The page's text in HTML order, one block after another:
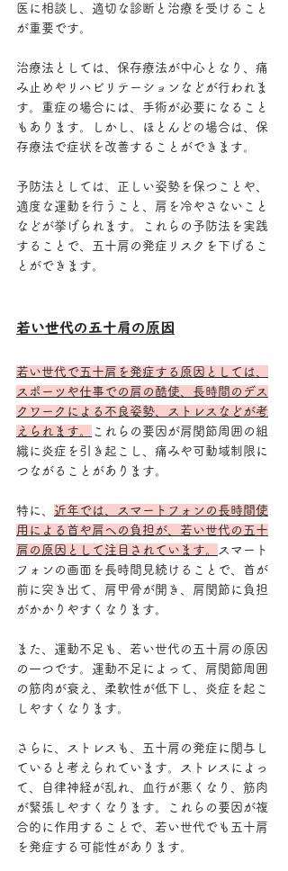
医に相談し、適切な診断と治療を受けること
が重要です。
治療法としては、保存療法が中心となり、痛
み止めやリハビリテーションなどが行われま
す。重症の場合には、手術が必要になること
もあります。しかし、ほとんどの場合は、保
存療法で症状を改善することができます。
予防法としては、正しい姿勢を保つことや、
適度な運動を行うこと、肩を冷やさないこと
などが挙げられます。これらの予防法を実践
することで、五十肩の発症リスクを下げるこ
とができます。
若い世代の五十肩の原因
若い世代で五十肩を発症する原因としては、
スポーツや仕事での肩の酷使、長時間のデス
クワークによる不良姿勢、ストレスなどが考
えられます。
これらの要因が肩関節周囲の組
織に炎症を引き起こし、痛みや可動域制限に
つながることがあります。
特に、 近年では、スマートフォンの長時間使
用による首や肩への負担が、若い世代の五十
肩の原因として注目されています。
スマート
フォンの画面を長時間見続けることで、首が
前に突き出て、肩甲骨が開き、肩関節に負担
がかかりやすくなります。
また、運動不足も、若い世代の五十肩の原因
の一つです。運動不足によって、肩関節周囲
の筋肉が衰え、柔軟性が低下し、炎症を起こ
しやすくなります。
さらに、ストレスも、五十肩の発症に関与し
ていると考えられています。ストレスによっ
て、自律神経が乱れ、血行が悪くなり、筋肉
が緊張しやすくなります。これらの要因が複
合的に作用することで、若い世代でも五十肩
を発症する可能性があります。